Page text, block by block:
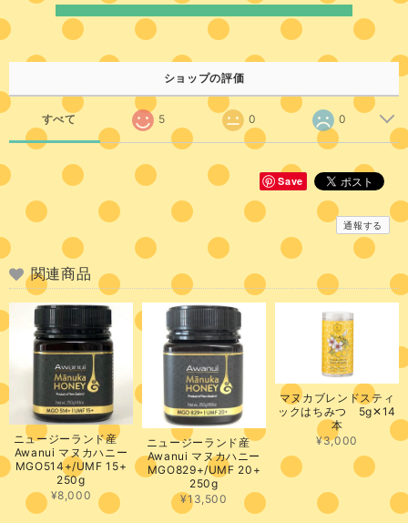
ショップの評価
すべて 5 0 0
Save
通報する
関連商品
ニュージーランド産
Awanui マヌカハニー
MGO514+/UMF 15+
250g
¥8,000
ニュージーランド産
Awanui マヌカハニー
MGO829+/UMF 20+
250g
¥13,500
マヌカブレンドスティ
ックはちみつ 5g✕14
本
¥3,000